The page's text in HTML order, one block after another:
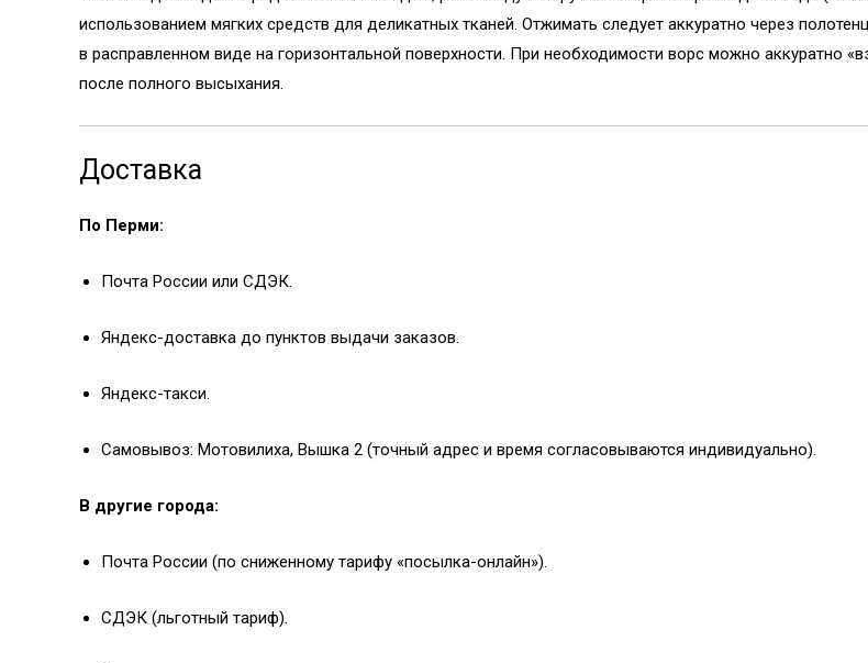
использованием мягких средств для деликатных тканей. Отжимать следует аккуратно через
в расправленном виде на горизонтальной поверхности. При необходимости ворс можно аккуратно
после полного высыхания.
Доставка
По Перми:
Почта России или СДЭК.
Яндекс-доставка до пунктов выдачи заказов.
Яндекс-такси.
Самовывоз: Мотовилиха, Вышка 2 (точный адрес и время согласовываются индивидуально).
В другие города:
Почта России (по сниженному тарифу «посылка-онлайн»).
СДЭК (льготный тариф).